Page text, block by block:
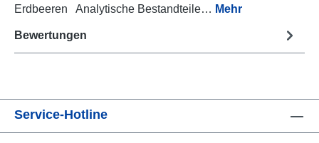
Erdbeeren Analytische Bestandteile… Mehr
Bewertungen
Service-Hotline